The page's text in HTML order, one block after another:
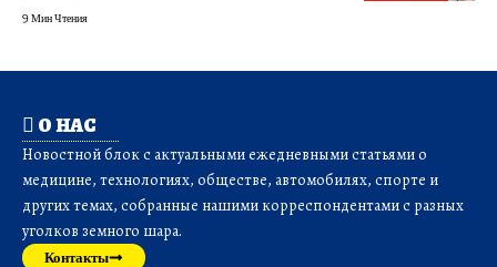
9 Мин Чтения
О НАС
Новостной блок с актуальными ежедневными статьями о
медицине, технологиях, обществе, автомобилях, спорте и
других темах, собранные нашими корреспондентами с разных
уголков земного шара.
Контакты